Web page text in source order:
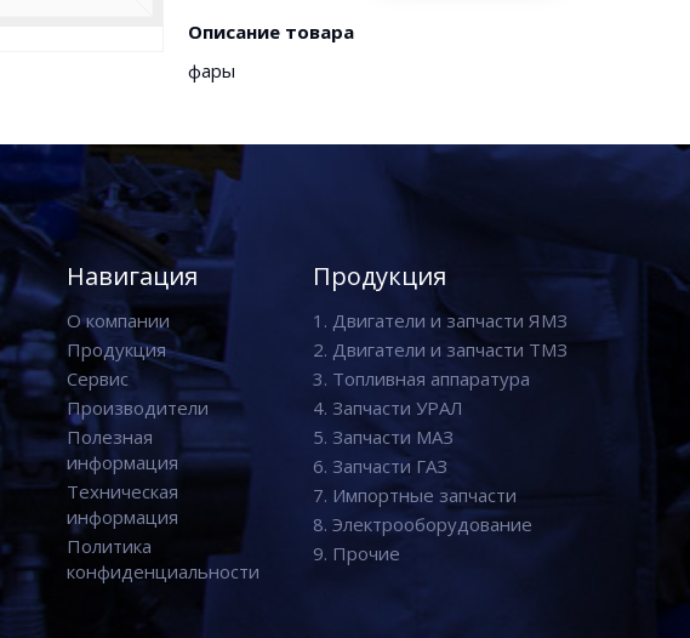
Описание товара
фары
Навигация
О компании
Продукция
Сервис
Производители
Полезная
информация
Техническая
информация
Политика
конфиденциальности
Продукция
1. Двигатели и запчасти ЯМЗ
2. Двигатели и запчасти ТМЗ
3. Топливная аппаратура
4. Запчасти УРАЛ
5. Запчасти МАЗ
6. Запчасти ГАЗ
7. Импортные запчасти
8. Электрооборудование
9. Прочие